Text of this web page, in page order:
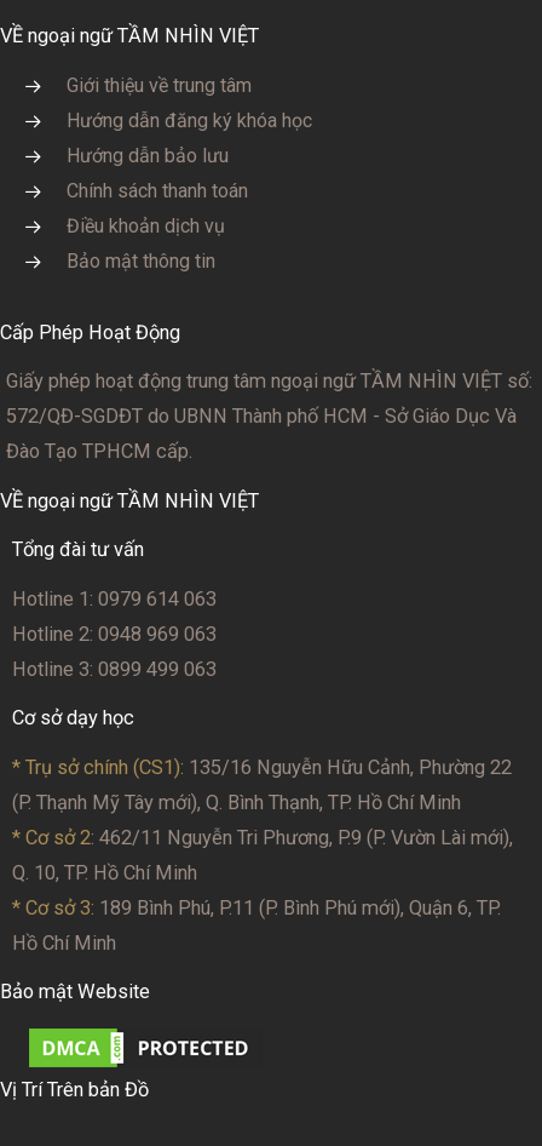
VỀ ngoại ngữ TẦM NHÌN VIỆT
Giới thiệu về trung tâm
Hướng dẫn đăng ký khóa học
Hướng dẫn bảo lưu
Chính sách thanh toán
Điều khoản dịch vụ
Bảo mật thông tin
Cấp Phép Hoạt Động
Giấy phép hoạt động trung tâm ngoại ngữ TẦM NHÌN VIỆT số:
572/QĐ-SGDĐT do UBNN Thành phố HCM - Sở Giáo Dục Và
Đào Tạo TPHCM cấp.
VỀ ngoại ngữ TẦM NHÌN VIỆT
Tổng đài tư vấn
Hotline 1: 0979 614 063
Hotline 2: 0948 969 063
Hotline 3: 0899 499 063
Cơ sở dạy học
* Trụ sở chính (CS1): 135/16 Nguyễn Hữu Cảnh, Phường 22
(P. Thạnh Mỹ Tây mới), Q. Bình Thạnh, TP. Hồ Chí Minh
* Cơ sở 2: 462/11 Nguyễn Tri Phương, P.9 (P. Vườn Lài mới),
Q. 10, TP. Hồ Chí Minh
* Cơ sở 3: 189 Bình Phú, P.11 (P. Bình Phú mới), Quận 6, TP.
Hồ Chí Minh
Bảo mật Website
Vị Trí Trên bản Đồ